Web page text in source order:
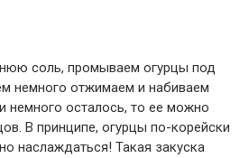
соль, промываем огурцы под
немного отжимаем и набиваем
немного осталось, то ее можно
В принципе, огурцы по-корейски
наслаждаться! Такая закуска